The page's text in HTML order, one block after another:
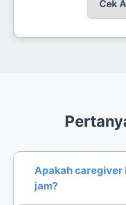
Cek
Apakah caregiver
jam?